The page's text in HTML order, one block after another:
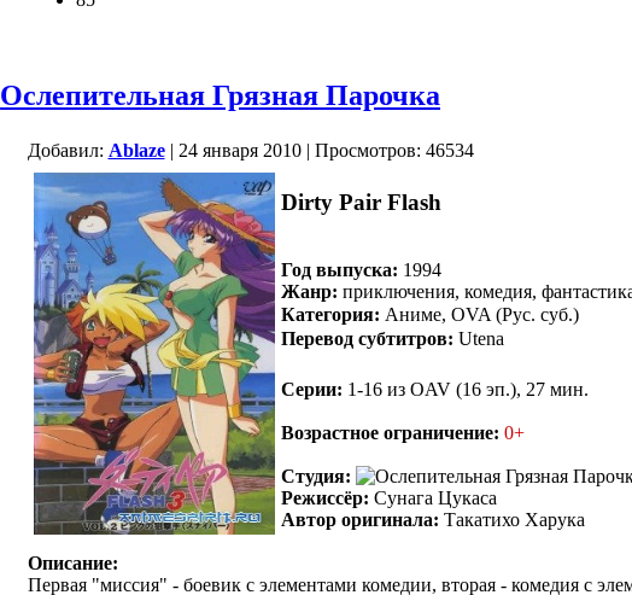
Ослепительная Грязная Парочка
Добавил: Ablaze| 24 января 2010 | Просмотров: 46534
Dirty Pair Flash
Год выпуска: 1994
Жанр: приключения, комедия,
Категория: Аниме, OVA (Рус. суб.)
Перевод субтитров: Utena
Серии: 1-16 из OAV (16 эп.), 27 мин.
Возрастное ограничение: 0+
Студия:
Режиссёр: Сунага Цукаса
Автор оригинала: Такатихо Харука
Описание:
Первая "миссия" - боевик с элементами комедии, вторая - комедия с